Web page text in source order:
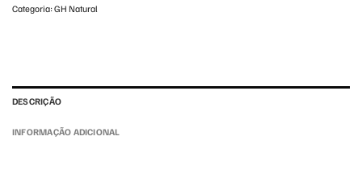
Categoria:GH Natural
DESCRIÇÃO
INFORMAÇÃO ADICIONAL